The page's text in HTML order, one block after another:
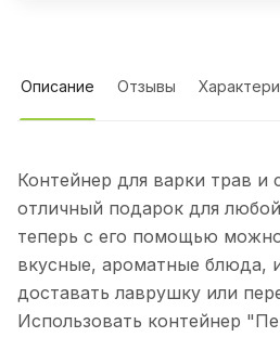
Описание Отзывы
Контейнер для варки трав
отличный подарок для
теперь с его помощью
вкусные, ароматные блюда,
доставать лаврушку или
Использовать контейнер